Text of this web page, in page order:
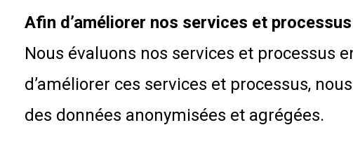
Afin d’améliorer nos services et processus
Nous évaluons nos services et processus
d’améliorer ces services et processus,
des données anonymisées et agrégées.